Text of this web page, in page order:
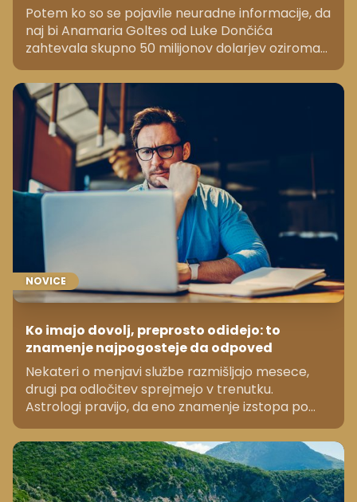
Potem ko so se pojavile neuradne informacije, da
naj bi Anamaria Goltes od Luke Dončića
zahtevala skupno 50 milijonov dolarjev oziroma
približno 43,3 milijona evrov, se je v javnosti
odprlo vprašanje: gre za pretiran zahtevek ali za
znesek, ki je v svetu najbolje plačanih športnikov
primerljiv z drugimi odmevnimi razhodi?
NOVICE
Ko imajo dovolj, preprosto odidejo: to
znamenje najpogosteje da odpoved
Nekateri o menjavi službe razmišljajo mesece,
drugi pa odločitev sprejmejo v trenutku.
Astrologi pravijo, da eno znamenje izstopa po
tem, da pogosto da odpoved brez rezervnega
načrta.